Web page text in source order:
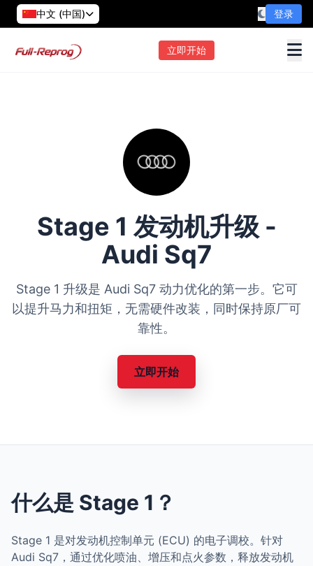
中文 (中国) 登录
立即开始
Stage 1 发动机升级 -
Audi Sq7
Stage 1 升级是 Audi Sq7 动力优化的第一步。它可
以提升马力和扭矩，无需硬件改装，同时保持原厂可
靠性。
立即开始
什么是 Stage 1？
Stage 1 是对发动机控制单元 (ECU) 的电子调校。针对
Audi Sq7，通过优化喷油、增压和点火参数，释放发动机